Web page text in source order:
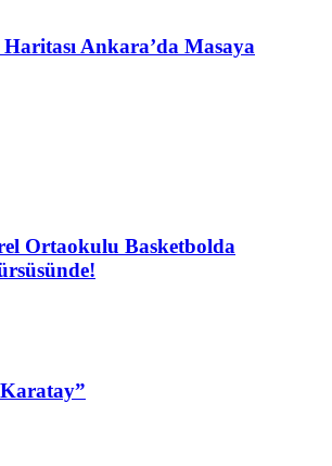
Ankara’da Masaya
Ortaokulu Basketbolda
Karatay”